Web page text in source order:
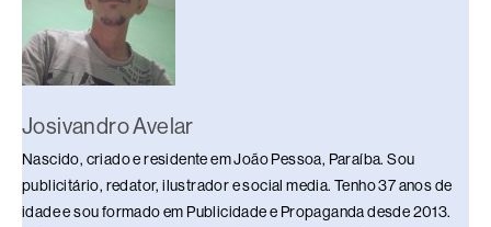
Josivandro Avelar
Nascido, criado e residente em João Pessoa, Paraíba. Sou
publicitário, redator, ilustrador e social media. Tenho 37 anos de
idade e sou formado em Publicidade e Propaganda desde 2013.